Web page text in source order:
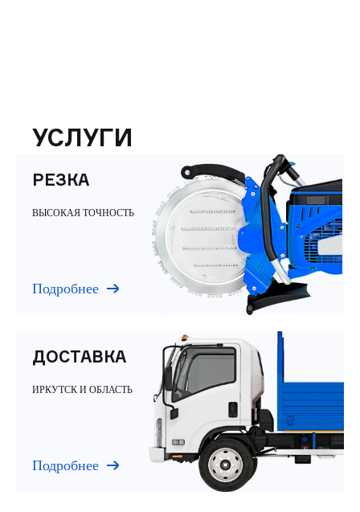
УСЛУГИ
РЕЗКА
ВЫСОКАЯ ТОЧНОСТЬ
Подробнее
ДОСТАВКА
ИРКУТСК И ОБЛАСТЬ
Подробнее